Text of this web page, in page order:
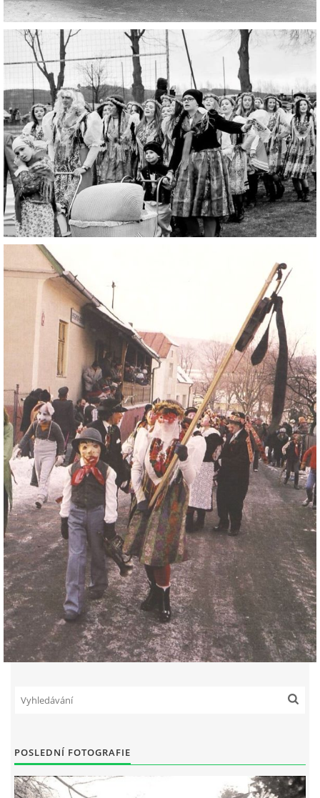
DŮL NA SLÍDU (NA KOLE)
Kontakt:
tel. 773 916 275
info@domdej.cz
--------------------------------------------------------------
Tento projekt je realizován za finanční podpory
města Domažlice.
© 2026 eStránky.cz
POSLEDNÍ FOTOGRAFIE